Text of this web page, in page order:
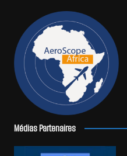
Médias Partenaires